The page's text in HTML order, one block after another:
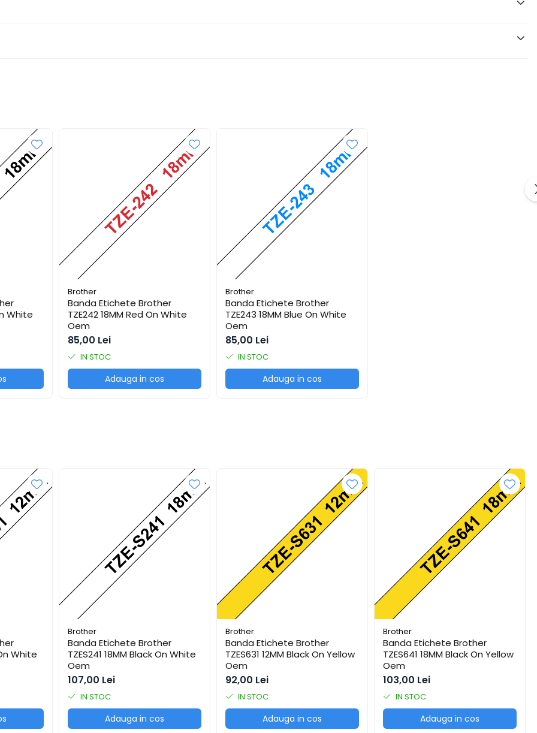
White
Brother
Banda Etichete Brother
TZE242 18MM Red On White
Oem
85,00 Lei
IN STOC
Adauga in cos
Brother
Banda Etichete Brother
TZE243 18MM Blue On White
Oem
85,00 Lei
IN STOC
Adauga in cos
White
Brother
Banda Etichete Brother
TZES241 18MM Black On White
Oem
107,00 Lei
IN STOC
Adauga in cos
Brother
Banda Etichete Brother
TZES631 12MM Black On Yellow
Oem
92,00 Lei
IN STOC
Adauga in cos
Brother
Banda Etichete Brother
TZES641 18MM Black On Yellow
Oem
103,00 Lei
IN STOC
Adauga in cos